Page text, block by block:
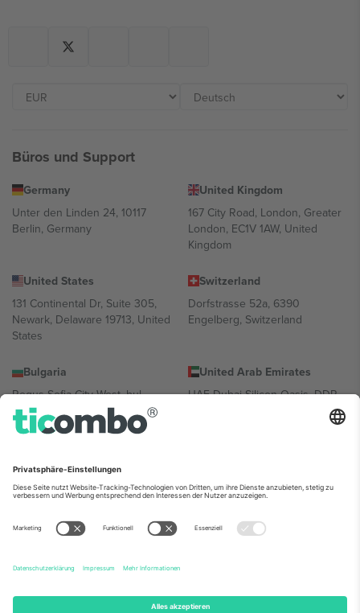
Büros und Support
Germany
Unter den Linden 24, 10117
Berlin, Germany
United Kingdom
167 City Road, London, Greater
London, EC1V 1AW, United
Kingdom
United States
131 Continental Dr, Suite 305,
Newark, Delaware 19713, United
States
Switzerland
Dorfstrasse 52a, 6390
Engelberg, Switzerland
Bulgaria
Regus Sofia City West, bul
Totleben 53-55, 1606 Sofia,
Bulgaria
United Arab Emirates
UAE Dubai Silicon Oasis, DDP
Building A1, Office 302, Dubai,
Mexico
Av Chapultepec 360, Roma
Norte, Cuauhtémoc, 06700
Ciudad de México, CDMX,
Mexico
Die juristische Person des Plattformanbieters kann je nach
Informationen finden Sie auf der jeweiligen Veranstaltungsseite, im